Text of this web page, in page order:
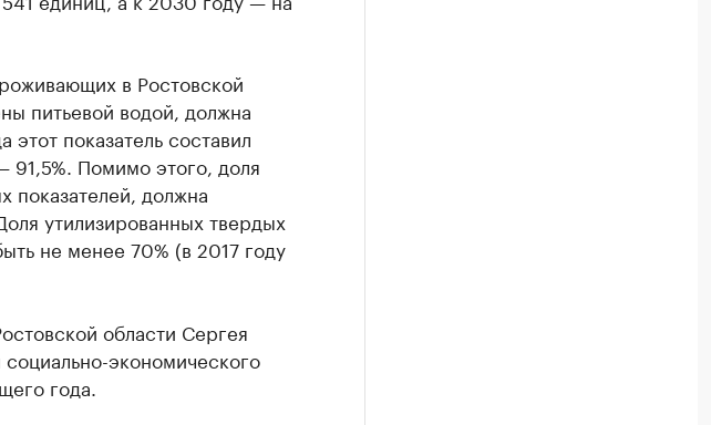
в Ростовской
питьевой водой, должна
показатель составил
91,5%. Помимо этого, доля
показателей, должна
утилизированных твердых
не менее 70% (в 2017 году
области Сергея
экономического
года.